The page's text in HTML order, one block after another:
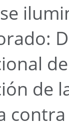
de